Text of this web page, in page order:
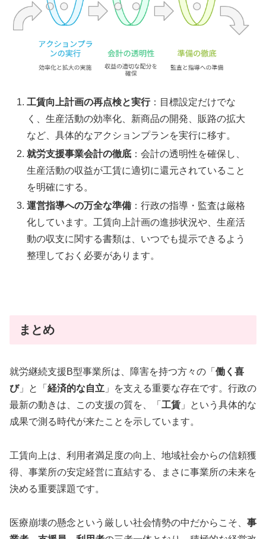
工賃向上計画の再点検と実行：目標設定だけでな
く、生産活動の効率化、新商品の開発、販路の拡大
など、具体的なアクションプランを実行に移す。
就労支援事業会計の徹底 ：会計の透明性を確保し、
生産活動の収益が工賃に適切に還元されていること
を明確にする。
運営指導への万全な準備 ：行政の指導・監査は厳格
化しています。工賃向上計画の進捗状況や、生産活
動の収支に関する書類は、いつでも提示できるよう
整理しておく必要があります。
まとめ
就労継続支援B型事業所は、障害を持つ方々の「 働く喜
び」と「 経済的な自立 」を支える重要な存在です。行政の
最新の動きは、この支援の質を、「 工賃 」という具体的な
成果で測る時代が来たことを示しています。
工賃向上は、利用者満足度の向上、地域社会からの信頼獲
得、事業所の安定経営に直結する、まさに事業所の未来を
決める重要課題です。
医療崩壊の懸念という厳しい社会情勢の中だからこそ、 事